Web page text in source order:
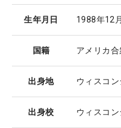
生年月日 1988年12
国籍 アメリカ合
出身地 ウィスコ
出身校 ウィスコ